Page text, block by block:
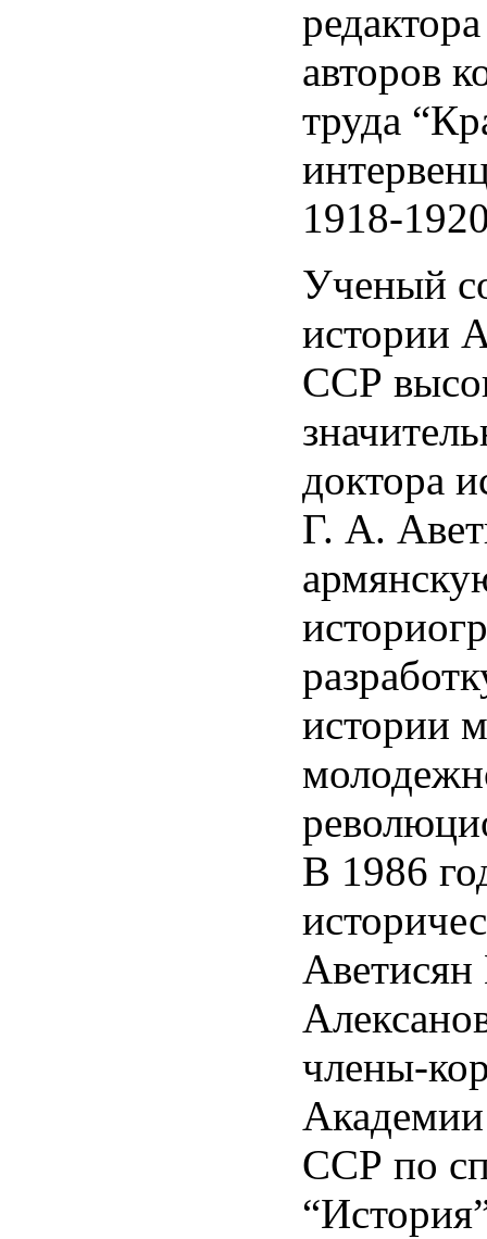
авторов
труда
1918-
Ученый
истории
ССР
доктора
Г. А.
истории
В 1986
Аветисян
члены-
ССР по